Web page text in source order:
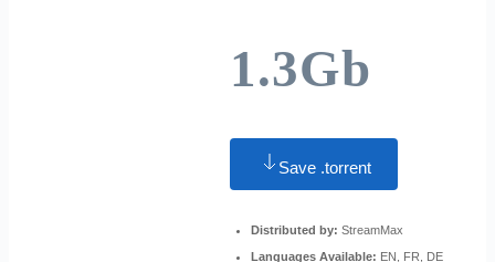
1.3Gb
Save .torrent
Distributed by: StreamMax
Languages Available: EN, FR, DE